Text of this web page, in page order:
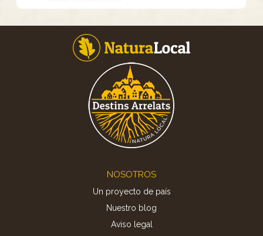
NOSOTROS
Un proyecto de país
Nuestro blog
Aviso legal